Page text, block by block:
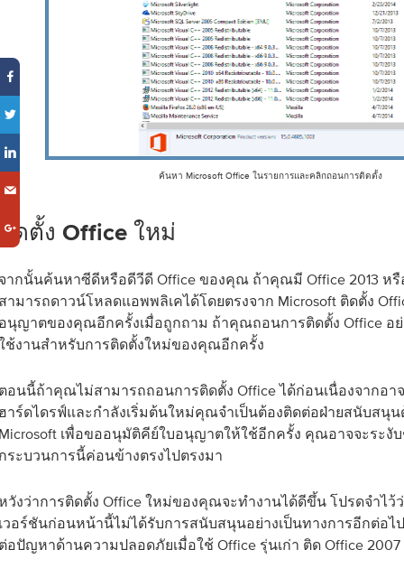
ค้นหา Microsoft Office ในรายการและคลิกถอนการติดตั้ง
ดตั้ง Office ใหม่
ากนั้นค้นหาซีดีหรือดีวีดี Office ของคุณ ถ้าคุณมี Office 2013 ห
ามารถดาวน์โหลดแอพพลิเคได้โดยตรงจาก Microsoft ติดตั้ง
นุญาตของคุณอีกครั้งเมื่อถูกถาม ถ้าคุณถอนการติดตั้ง Office อ
ช้งานสำหรับการติดตั้งใหม่ของคุณอีกครั้ง
อนนี้ถ้าคุณไม่สามารถถอนการติดตั้ง Office ได้ก่อนเนื่องจากอ
าร์ดไดรฟ์และกำลังเริ่มต้นใหม่คุณจำเป็นต้องติดต่อฝ่ายสนับสนุ
เพื่อขออนุมัติคีย์ใบอนุญาตให้ใช้อีกครั้ง คุณอาจจะระงั
ระบวนการนี้ค่อนข้างตรงไปตรงมา
วังว่าการติดตั้ง Office ใหม่ของคุณจะทำงานได้ดีขึ้น โปรดจำไว้
วอร์ชันก่อนหน้านี้ไม่ได้รับการสนับสนุนอย่างเป็นทางการอีกต่อไ
อปัญหาด้านความปลอดภัยเมื่อใช้ Office รุ่นเก่า ติด Office